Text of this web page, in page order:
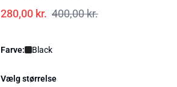
280,00 kr. 400,00 kr.
Farve: Black
Vælg størrelse